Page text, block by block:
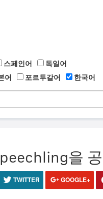
스페인어
독일어
어 포르투갈어 한국어
을
TWITTER GOOGLE+